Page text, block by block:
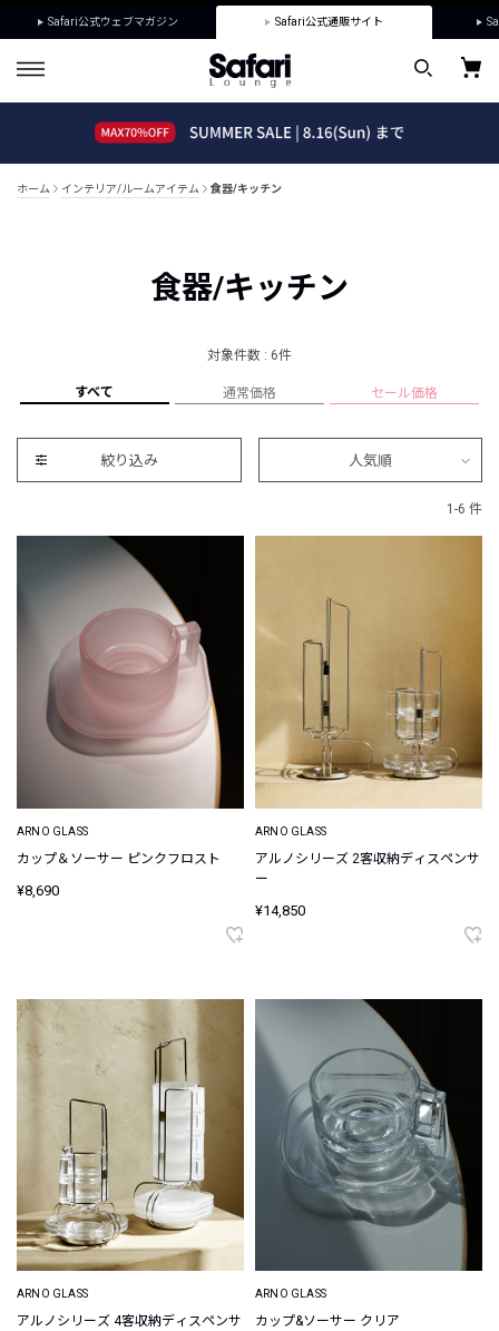
Safari公式ウェブマガジン Safari公式通販サイト
ホーム インテリア/ルームアイテム 食器/キッチン
食器/キッチン
対象件数 : 6件
すべて 通常価格 セール価格
絞り込み 人気順
1-6 件
ARNO GLASS
カップ＆ソーサー ピンクフロスト
¥8,690
ARNO GLASS
アルノシリーズ 2客収納ディスペンサ
ー
¥14,850
ARNO GLASS
アルノシリーズ 4客収納ディスペンサ
ARNO GLASS
カップ&ソーサー クリア